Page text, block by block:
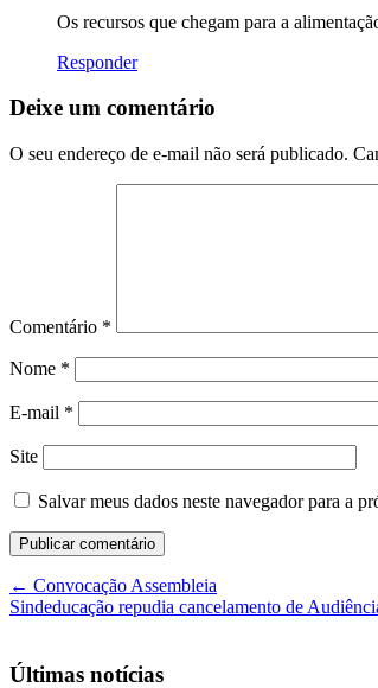
Os recursos que chegam para a
Responder
Deixe um comentário
O seu endereço de e-mail não será publicado.
Comentário *
Nome *
E-mail *
Site
Salvar meus dados neste navegador para a
← Convocação Assembleia
Sindeducação repudia cancelamento de
Últimas notícias